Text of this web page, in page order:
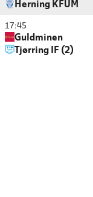
Herning KFUM
17:45
Guldminen
Tjørring IF (2)